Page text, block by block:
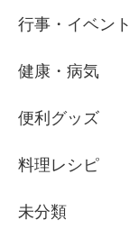
行事・イベント
健康・病気
便利グッズ
料理レシピ
未分類